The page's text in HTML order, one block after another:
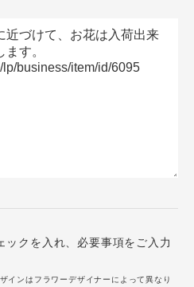
ックを入れ、必要事項をご入力
インはフラワーデザイナーによって異なり